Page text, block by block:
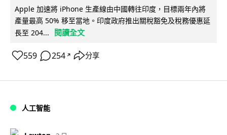
Apple 加速將 iPhone 生產線由中國轉往印度，目標兩年內將
產量最高 50% 移至當地。印度政府推出關稅豁免及稅務優惠延
長至 204...
閱讀全文
559 254 ↗ 分享
人工智能